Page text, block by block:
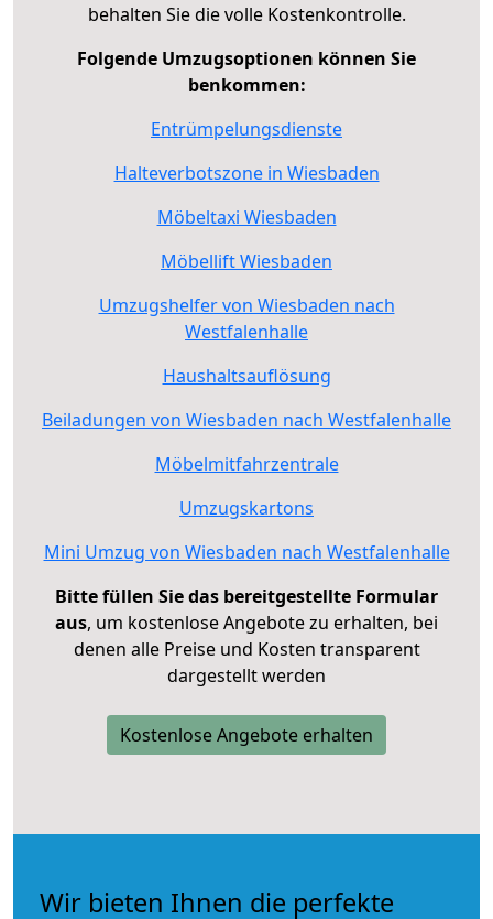
behalten Sie die volle Kostenkontrolle.
Folgende Umzugsoptionen können Sie
benkommen:
Entrümpelungsdienste
Halteverbotszone in Wiesbaden
Möbeltaxi Wiesbaden
Möbellift Wiesbaden
Umzugshelfer von Wiesbaden nach
Westfalenhalle
Haushaltsauflösung
Beiladungen von Wiesbaden nach Westfalenhalle
Möbelmitfahrzentrale
Umzugskartons
Mini Umzug von Wiesbaden nach Westfalenhalle
Bitte füllen Sie das bereitgestellte Formular
aus, um kostenlose Angebote zu erhalten, bei
denen alle Preise und Kosten transparent
dargestellt werden
Kostenlose Angebote erhalten
Wir bieten Ihnen die perfekte